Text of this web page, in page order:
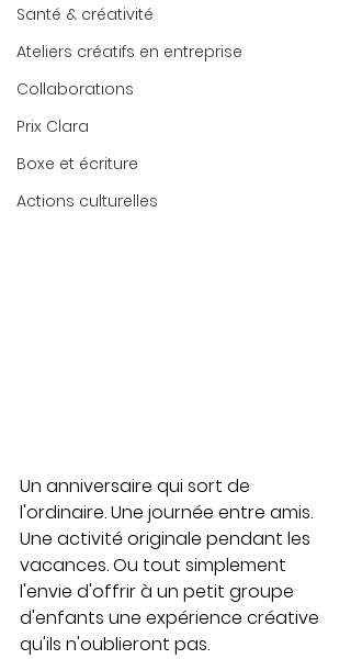
Santé & créativité
Ateliers créatifs en entreprise
Collaborations
Prix Clara
Boxe et écriture
Actions culturelles
Un anniversaire qui sort de
l'ordinaire. Une journée entre amis.
Une activité originale pendant les
vacances. Ou tout simplement
l'envie d'offrir à un petit groupe
d'enfants une expérience créative
qu'ils n'oublieront pas.